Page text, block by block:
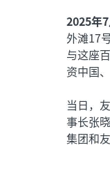
2025年
外滩17
与这座
资中国
当日，
事长张
集团和